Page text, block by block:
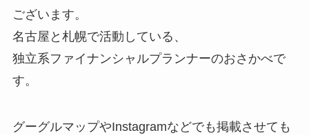
ございます。
名古屋と札幌で活動している、
独立系ファイナンシャルプランナーのおさかべで
す。
グーグルマップやInstagramなどでも掲載させても